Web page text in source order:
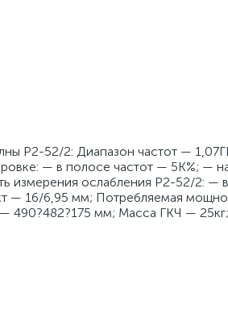
Р2-52/2: Диапазон частот —
— в полосе частот — 5К%; —
измерения ослабления Р2-52/2: —
— 16/6,95 мм; Потребляемая
490?482?175 мм; Масса ГКЧ —